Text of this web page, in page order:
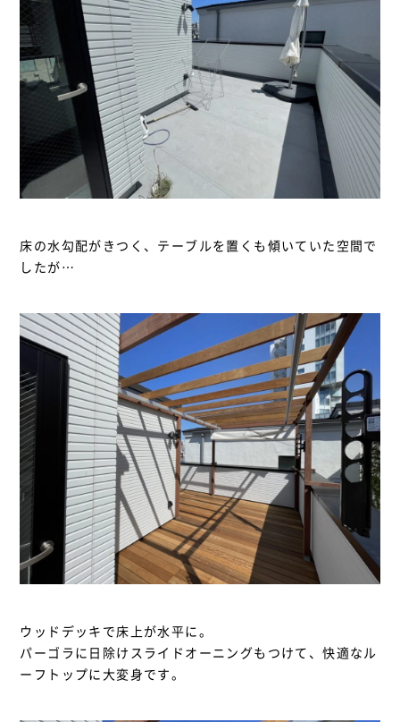
床の水勾配がきつく、テーブルを置くも傾いていた空間で
したが…
ウッドデッキで床上が水平に。
パーゴラに日除けスライドオーニングもつけて、快適なル
ーフトップに大変身です。